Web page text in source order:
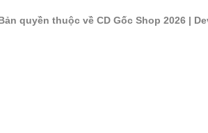
quyền thuộc về CD Gốc Shop 2026|